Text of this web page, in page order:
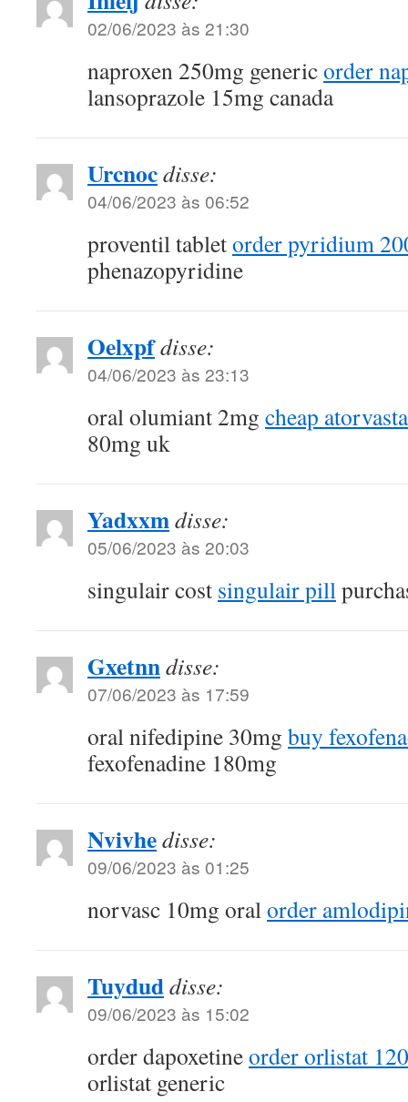
02/06/2023 às 21:30
naproxen 250mg genericorder
lansoprazole 15mg canada
Urcnocdisse:
04/06/2023 às 06:52
proventil tabletorder pyridium
phenazopyridine
Oelxpfdisse:
04/06/2023 às 23:13
oral olumiant 2mg cheap
80mg uk
Yadxxmdisse:
05/06/2023 às 20:03
singulair cost singulair pill
Gxetnndisse:
07/06/2023 às 17:59
oral nifedipine 30mg buy
fexofenadine 180mg
Nvivhedisse:
09/06/2023 às 01:25
norvasc 10mg oralorder
Tuyduddisse:
09/06/2023 às 15:02
order dapoxetineorder orlistat
orlistat generic